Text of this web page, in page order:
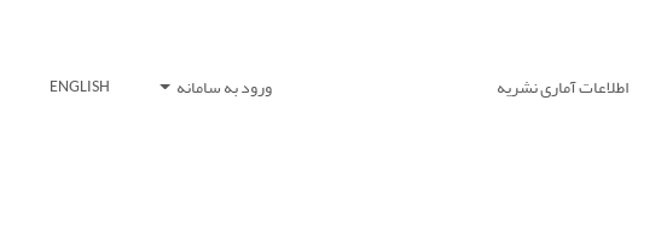
اطلاعات آماری نشریه ورود به سامانه ENGLISH